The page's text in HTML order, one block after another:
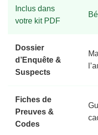
Inclus dans
votre kit PDF
Dossier
d’Enquête &
Suspects
Fiches de
Preuves &
Codes